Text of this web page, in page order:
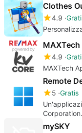
Clothes
4.9
4.9
MAXTech
Remote
5 Gratis
Corporation.
mySKY